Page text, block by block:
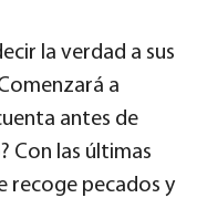
la verdad a sus
a
antes de
Con las últimas
recoge pecados y